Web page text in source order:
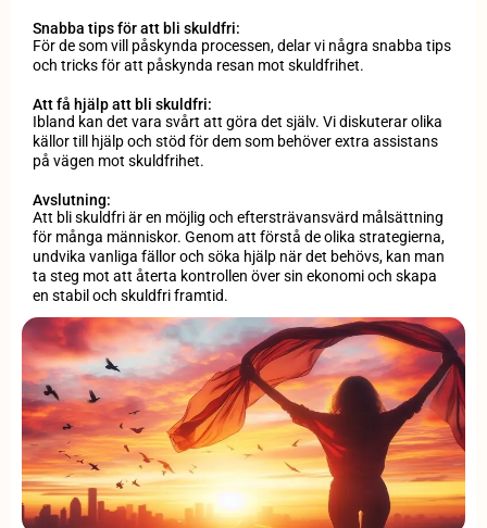
Snabba tips för att bli skuldfri:
För de som vill påskynda processen, delar vi några snabba tips
och tricks för att påskynda resan mot skuldfrihet.
Att få hjälp att bli skuldfri:
Ibland kan det vara svårt att göra det själv. Vi diskuterar olika
källor till hjälp och stöd för dem som behöver extra assistans
på vägen mot skuldfrihet.
Avslutning:
Att bli skuldfri är en möjlig och eftersträvansvärd målsättning
för många människor. Genom att förstå de olika strategierna,
undvika vanliga fällor och söka hjälp när det behövs, kan man
ta steg mot att återta kontrollen över sin ekonomi och skapa
en stabil och skuldfri framtid.